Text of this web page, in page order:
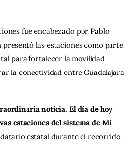
fue encabezado por Pablo
presentó las estaciones como parte
para fortalecer la movilidad
la conectividad entre Guadalajara
noticia. El día de hoy
estaciones del sistema de Mi
estatal durante el recorrido